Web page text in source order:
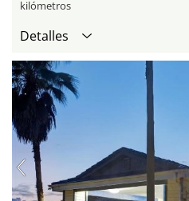
kilómetros
Detalles